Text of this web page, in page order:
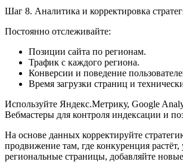
Шаг 8. Аналитика и корректировка
Постоянно отслеживайте:
Позиции сайта по регионам.
Трафик с каждого региона.
Конверсии и поведение
Время загрузки страниц и
Используйте Яндекс.Метрику, Google
Вебмастеры для контроля индексации и
На основе данных корректируйте
продвижение там, где конкуренция
региональные страницы, добавляйте